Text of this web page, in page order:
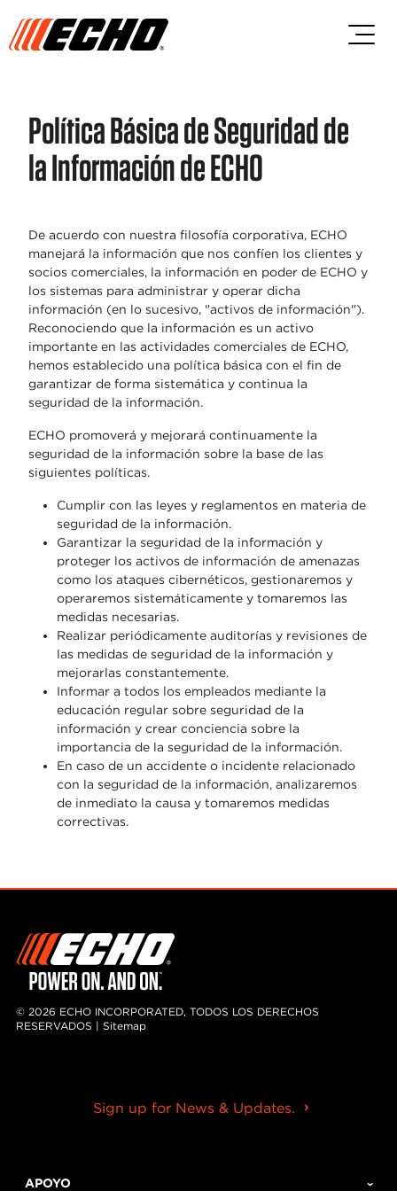
Política Básica de Seguridad de
la Información de ECHO
De acuerdo con nuestra filosofía corporativa, ECHO
manejará la información que nos confíen los clientes y
socios comerciales, la información en poder de ECHO y
los sistemas para administrar y operar dicha
información (en lo sucesivo, "activos de información").
Reconociendo que la información es un activo
importante en las actividades comerciales de ECHO,
hemos establecido una política básica con el fin de
garantizar de forma sistemática y continua la
seguridad de la información.
ECHO promoverá y mejorará continuamente la
seguridad de la información sobre la base de las
siguientes políticas.
Cumplir con las leyes y reglamentos en materia de
seguridad de la información.
Garantizar la seguridad de la información y
proteger los activos de información de amenazas
como los ataques cibernéticos, gestionaremos y
operaremos sistemáticamente y tomaremos las
medidas necesarias.
Realizar periódicamente auditorías y revisiones de
las medidas de seguridad de la información y
mejorarlas constantemente.
Informar a todos los empleados mediante la
educación regular sobre seguridad de la
información y crear conciencia sobre la
importancia de la seguridad de la información.
En caso de un accidente o incidente relacionado
con la seguridad de la información, analizaremos
de inmediato la causa y tomaremos medidas
correctivas.
© 2026 ECHO INCORPORATED, TODOS LOS DERECHOS
RESERVADOS | Sitemap
Sign up for News & Updates.
APOYO